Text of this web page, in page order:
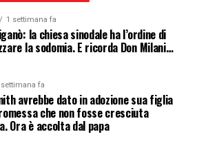
1 settimana fa
la chiesa sinodale ha l’ordine di
la sodomia. E ricorda Don Milani…
settimana fa
avrebbe dato in adozione sua figlia
che non fosse cresciuta
Ora è accolta dal papa